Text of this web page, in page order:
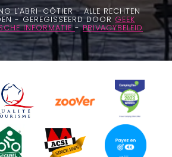
L'ABRI-CÔTIER - ALLE RECHTEN
- GEREGISSEERD DOOR GEEK
INFORMATIE-PRIVACYBELEID